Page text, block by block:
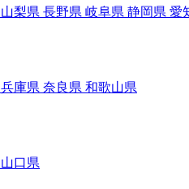
山梨県 長野県 岐阜県 静岡県 愛
兵庫県 奈良県 和歌山県
山口県